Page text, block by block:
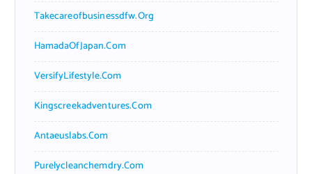
Takecareofbusinessdfw.org
HamadaOfJapan.com
VersifyLifestyle.com
Kingscreekadventures.com
Antaeuslabs.com
Purelycleanchemdry.com